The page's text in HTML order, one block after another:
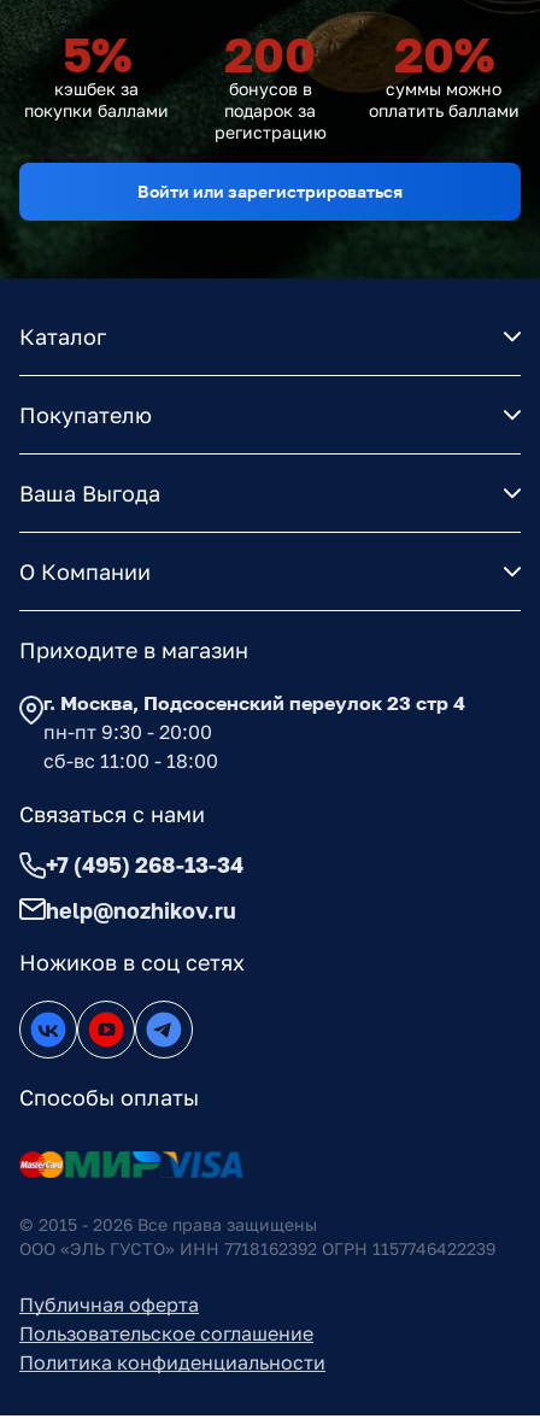
5%
кэшбек за
покупки баллами
200
бонусов в
подарок за
регистрацию
20%
суммы можно
оплатить баллами
Войти или зарегистрироваться
Каталог
Покупателю
Ваша Выгода
О Компании
Ножиков в соц сетях
Способы оплаты
Приходите в магазин
г. Москва, Подсосенский переулок 23 стр 4
пн-пт 9:30 - 20:00
сб-вс 11:00 - 18:00
Связаться с нами
+7 (495) 268-13-34
help@nozhikov.ru
© 2015 - 2026 Все права защищены
ООО «ЭЛЬ ГУСТО» ИНН 7718162392 ОГРН 1157746422239
Публичная оферта
Пользовательское соглашение
Политика конфиденциальности